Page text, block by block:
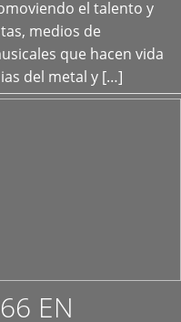
el talento y
medios de
que hacen vida
del metal y […]
EN